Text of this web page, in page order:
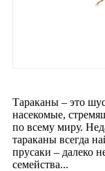
Тараканы – это
насекомые,
по всему миру.
тараканы всегда
прусаки – далеко
семейства...